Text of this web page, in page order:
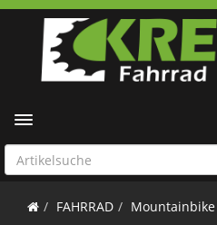
Toggle navigation
FAHRRAD Mountainbike